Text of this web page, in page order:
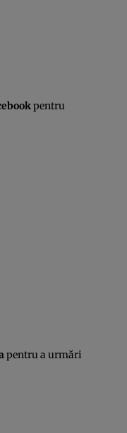
pentru
pentru a urmări